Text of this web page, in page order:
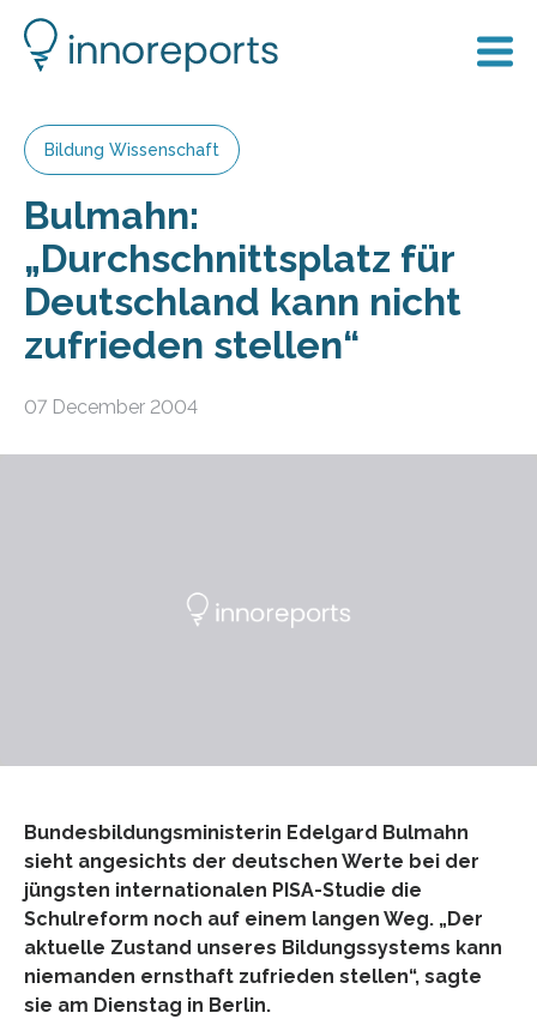
Bildung Wissenschaft
Bulmahn:
„Durchschnittsplatz für
Deutschland kann nicht
zufrieden stellen“
07 December 2004
Bundesbildungsministerin Edelgard Bulmahn
sieht angesichts der deutschen Werte bei der
jüngsten internationalen PISA-Studie die
Schulreform noch auf einem langen Weg. „Der
aktuelle Zustand unseres Bildungssystems kann
niemanden ernsthaft zufrieden stellen“, sagte
sie am Dienstag in Berlin.